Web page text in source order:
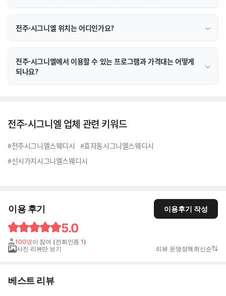
전주-시그니엘 위치는 어디인가요?
전주-시그니엘에서 이용할 수 있는 프로그램과 가격대는 어떻게
되나요?
전주-시그니엘 업체 관련 키워드
#전주시그니엘스웨디시 #효자동시그니엘스웨디시
#신시가지시그니엘스웨디시
이용 후기 이용후기 작성
5.0
100명 이 참여 (전화인증1)
사진 리뷰만 보기
리뷰 운영정책 최신순
베스트 리뷰